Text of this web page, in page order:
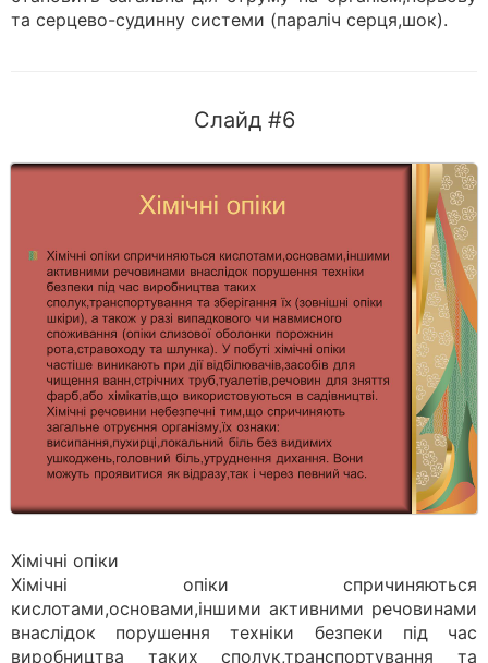
та серцево-судинну системи (параліч серця,шок).
Слайд #6
Хімічні опіки
Хімічні опіки спричиняються
кислотами,основами,іншими активними речовинами
внаслідок порушення техніки безпеки під час
виробництва таких сполук,транспортування та